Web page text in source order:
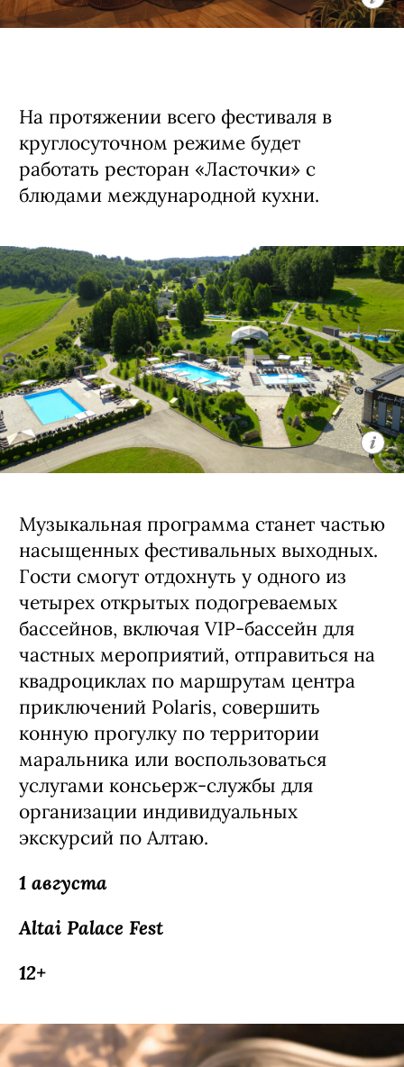
На протяжении всего фестиваля в
круглосуточном режиме будет
работать ресторан «Ласточки» с
блюдами международной кухни.
Музыкальная программа станет частью
насыщенных фестивальных выходных.
Гости смогут отдохнуть у одного из
четырех открытых подогреваемых
бассейнов, включая VIP-бассейн для
частных мероприятий, отправиться на
квадроциклах по маршрутам центра
приключений Polaris, совершить
конную прогулку по территории
маральника или воспользоваться
услугами консьерж-службы для
организации индивидуальных
экскурсий по Алтаю.
1 августа